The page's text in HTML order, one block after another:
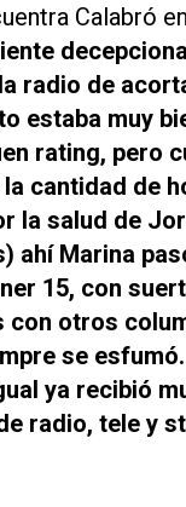
Calabró
radio de
estaba muy
rating, pero
cantidad de
la salud de
ahí Marina
15, con
con otros
se
ya recibió
radio, tele y